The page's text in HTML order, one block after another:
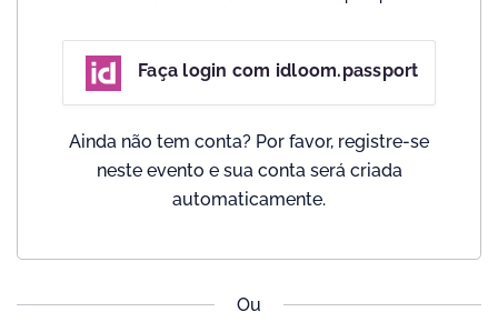
Faça login com idloom.passport
Ainda não tem conta? Por favor, registre-se
neste evento e sua conta será criada
automaticamente.
Ou